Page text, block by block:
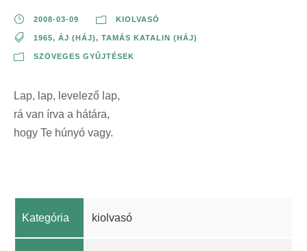
2008-03-09 KIOLVASÓ
1965, ÁJ (HÁJ), TAMÁS KATALIN (HÁJ)
SZÖVEGES GYŰJTÉSEK
Lap, lap, levelező lap,
rá van írva a hátára,
hogy Te húnyó vagy.
Kategória kiolvasó